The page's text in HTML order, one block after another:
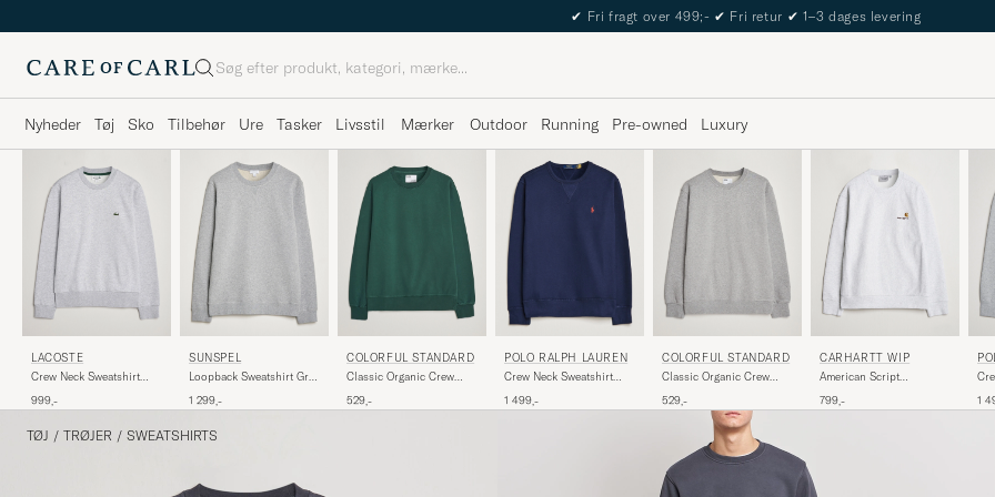
The Care of Carl Passport
Søg
Nyheder Tøj Sko Tilbehør Ure Tasker Livsstil Mærker Outdoor Running Pre-owned Luxury
LACOSTE
Crew Neck Sweatshirt
999,-
SUNSPEL
Loopback Sweatshirt Grey
1 299,-
COLORFUL STANDARD
Classic Organic Crew
Green
529,-
POLO RALPH LAUREN
Crew Neck Sweatshirt
1 499,-
COLORFUL STANDARD
Classic Organic Crew
529,-
CARHARTT WIP
American Script
799,- 1
TØJ / TRØJER / SWEATSHIRTS